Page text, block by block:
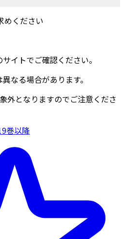
めください
イトでご確認ください。
なる場合があります。
外となりますのでご注意くださ
巻以降